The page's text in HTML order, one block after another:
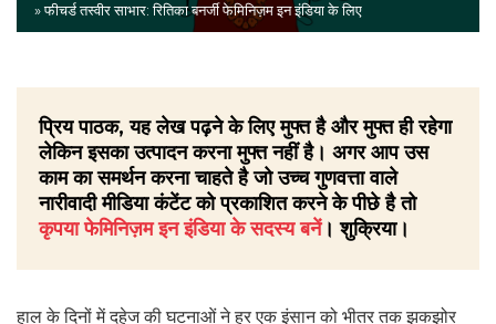
» फीचर्ड तस्वीर साभार: रितिका बनर्जी फेमिनिज़म इन इंडिया के लिए
प्रिय पाठक, यह लेख पढ़ने के लिए मुफ्त है और मुफ्त ही रहेगा
लेकिन इसका उत्पादन करना मुफ्त नहीं है। अगर आप उस
काम का समर्थन करना चाहते है जो उच्च गुणवत्ता वाले
नारीवादी मीडिया कंटेंट को प्रकाशित करने के पीछे है तो
कृपया फेमिनिज़म इन इंडिया के सदस्य बनें। शुक्रिया।
हाल के दिनों में दहेज की घटनाओं ने हर एक इंसान को भीतर तक झकझोर